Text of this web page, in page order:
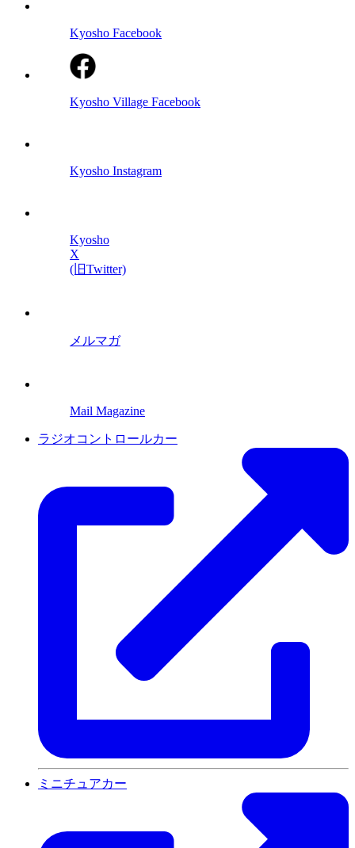
Kyosho Facebook
Kyosho Village Facebook
Kyosho Instagram
Kyosho
X
(旧Twitter)
メルマガ
Mail Magazine
ラジオコントロールカー
ミニチュアカー